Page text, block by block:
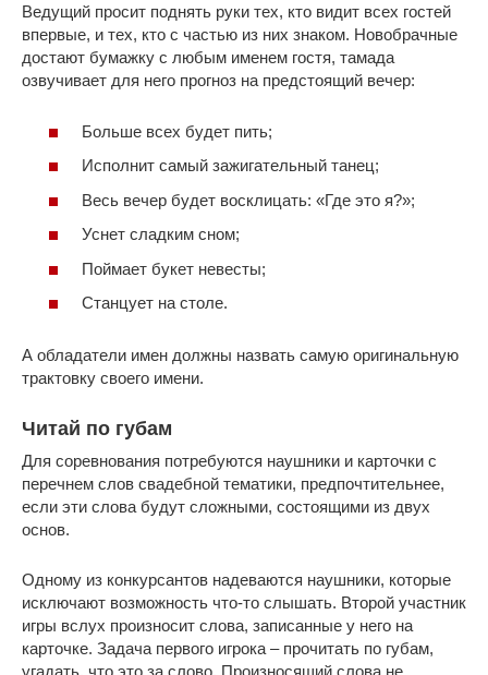
Ведущий просит поднять руки тех, кто видит всех гостей
впервые, и тех, кто с частью из них знаком. Новобрачные
достают бумажку с любым именем гостя, тамада
озвучивает для него прогноз на предстоящий вечер:
Больше всех будет пить;
Исполнит самый зажигательный танец;
Весь вечер будет восклицать: «Где это я?»;
Уснет сладким сном;
Поймает букет невесты;
Станцует на столе.
А обладатели имен должны назвать самую оригинальную
трактовку своего имени.
Читай по губам
Для соревнования потребуются наушники и карточки с
перечнем слов свадебной тематики, предпочтительнее,
если эти слова будут сложными, состоящими из двух
основ.
Одному из конкурсантов надеваются наушники, которые
исключают возможность что-то слышать. Второй участник
игры вслух произносит слова, записанные у него на
карточке. Задача первого игрока – прочитать по губам,